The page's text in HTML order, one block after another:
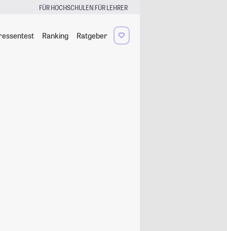
FÜR HOCHSCHULEN|FÜR LEHRER
Ranking Ratgeber